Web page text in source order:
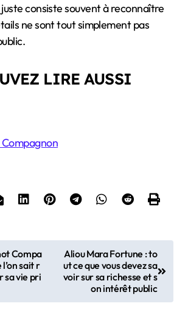
consiste souvent à reconnaître
ne sont tout simplement pas
LIRE AUSSI
Compa
sait r
sa vie pri
Aliou Mara Fortune : to
ut ce que vous devez sa
voir sur sa richesse et s
on intérêt public